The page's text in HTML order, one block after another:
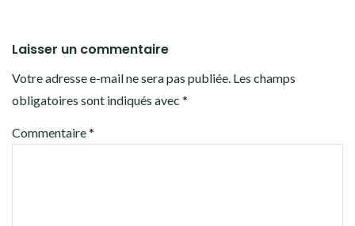
Laisser un commentaire
Votre adresse e-mail ne sera pas publiée. Les champs
obligatoires sont indiqués avec *
Commentaire*